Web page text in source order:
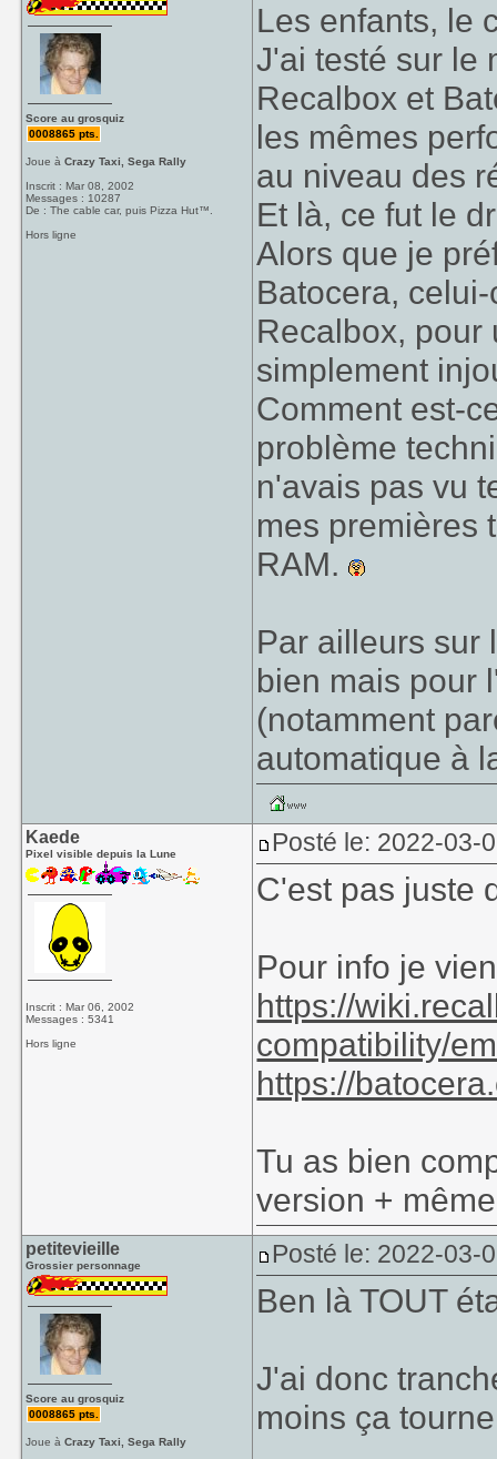
Score au grosquiz
0008865 pts.
Joue àCrazy Taxi, Sega Rally
Inscrit : Mar 08, 2002
Messages : 10287
De : The cable car, puis Pizza Hut™.
Hors ligne
Les enfants, le
J'ai testé sur le
Recalbox et
les mêmes
au niveau des
Et là, ce fut le
Alors que je
Batocera,
Recalbox, pour
simplement
Comment est-
problème
n'avais pas vu
mes premières
RAM.
Par ailleurs sur
bien mais pour
(notamment
automatique à
Kaede
Pixel visible depuis la Lune
Inscrit : Mar 06, 2002
Messages : 5341
Hors ligne
Posté le: 2022-03-
C'est pas juste
Pour info je
https://
compatibility/
https://
Tu as bien
version +
petitevieille
Grossier personnage
Score au grosquiz
0008865 pts.
Joue àCrazy Taxi, Sega Rally
Posté le: 2022-03-
Ben là TOUT
J'ai donc
moins ça